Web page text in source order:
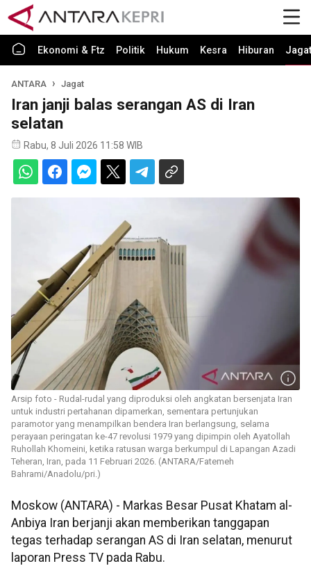
Ekonomi & Ftz Politik Hukum Kesra Hiburan Jagat
ANTARA Jagat
Iran janji balas serangan AS di Iran
selatan
Rabu, 8 Juli 2026 11:58 WIB
Arsip foto - Rudal-rudal yang diproduksi oleh angkatan bersenjata Iran
untuk industri pertahanan dipamerkan, sementara pertunjukan
paramotor yang menampilkan bendera Iran berlangsung, selama
perayaan peringatan ke-47 revolusi 1979 yang dipimpin oleh Ayatollah
Ruhollah Khomeini, ketika ratusan warga berkumpul di Lapangan Azadi
Teheran, Iran, pada 11 Februari 2026. (ANTARA/Fatemeh
Bahrami/Anadolu/pri.)
Moskow (ANTARA) - Markas Besar Pusat Khatam al-
Anbiya Iran berjanji akan memberikan tanggapan
tegas terhadap serangan AS di Iran selatan, menurut
laporan Press TV pada Rabu.